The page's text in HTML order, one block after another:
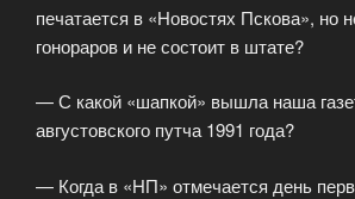
печатается в «Новостях Пскова», но
гонораров и не состоит в штате?
— С какой «шапкой» вышла наша
августовского путча 1991 года?
— Когда в «НП» отмечается день